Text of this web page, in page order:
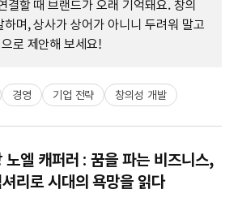
결할 때 브랜드가 오래 기억돼요. 창의
며, 상사가 상어가 아니니 두려워 말고
로 제안해 보세요!
경영 기업 전략 창의성 개발
노엘 캐퍼러 : 꿈을 파는 비즈니스,
리로 시대의 욕망을 읽다